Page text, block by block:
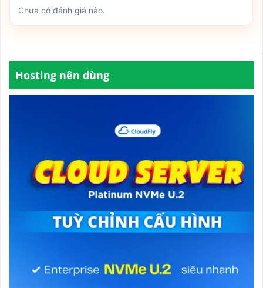
Chưa có đánh giá nào.
Hosting nên dùng